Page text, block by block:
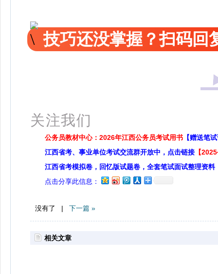
技巧还没掌握？扫码回
关注我们
公务员教材中心：2026年江西公务员考试用书 【赠送笔
江西省考、事业单位考试交流群开放中，点击链接 【
江西省考模拟卷，回忆版试题卷，全套笔试面试整理资料
点击分享此信息：
没有了 | 下一篇 »
相关文章